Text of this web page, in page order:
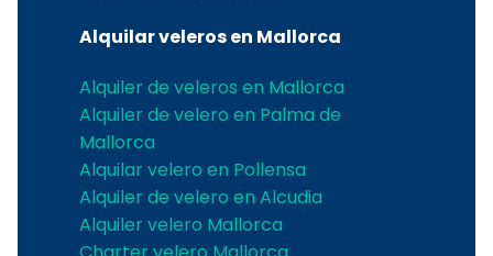
Alquilar veleros en Mallorca
Alquiler de veleros en Mallorca
Alquiler de velero en Palma de
Mallorca
Alquilar velero en Pollensa
Alquiler de velero en Alcudia
Alquiler velero Mallorca